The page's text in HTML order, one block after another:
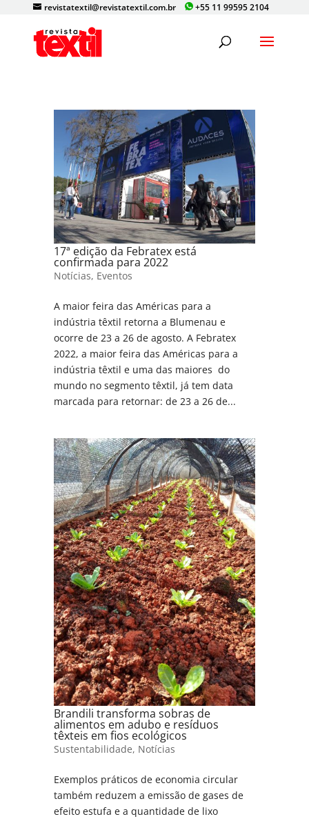
+55 11 99595 2104
revistatextil@revistatextil.com.br
17ª edição da Febratex está
confirmada para 2022
Notícias, Eventos
A maior feira das Américas para a
indústria têxtil retorna a Blumenau e
ocorre de 23 a 26 de agosto. A Febratex
2022, a maior feira das Américas para a
indústria têxtil e uma das maiores do
mundo no segmento têxtil, já tem data
marcada para retornar: de 23 a 26 de...
Brandili transforma sobras de
alimentos em adubo e resíduos
têxteis em fios ecológicos
Sustentabilidade, Notícias
Exemplos práticos de economia circular
também reduzem a emissão de gases de
efeito estufa e a quantidade de lixo